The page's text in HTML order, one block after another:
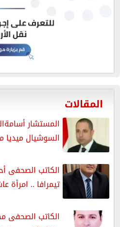
المقالات
المستشار
السوشيال ميديا
الكاتب الصحفى
تيمرافا ..
الكاتب الصحفى